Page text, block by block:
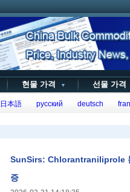
현물 가격 ▼ 선물 가
日本語 русский deutsch
SunSirs: Chlorantraniliprole
증